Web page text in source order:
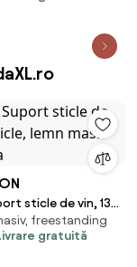
sticle de vin, 13
masiv de acacia
freestanding
gratuită